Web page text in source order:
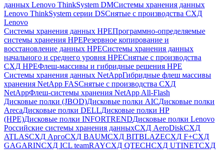
данных Lenovo ThinkSystem DMСистемы хранения данных
Lenovo ThinkSystem серии DSСнятые с производства СХД
Lenovo
Системы хранения данных HPEПрограммно-определяемые
системы хранения HPEРезервное копирование и
восстановление данных HPEСистемы хранения данных
начального и среднего уровня HPEСнятые с производства
СХД HPEФлеш-массивы и гибридные решения HPE
Cистемы хранения данных NetAppГибридные флеш массивы
хранения NetApp FASСнятые с производства СХД
NetAppФлеш-системы хранения NetApp All-Flash
Дисковые полки (JBOD)Дисковые полки AICДисковые полки
ArecaДисковые полки DELLДисковые полки HP
(HPE)Дисковые полки INFORTRENDДисковые полки Lenovo
Российские системы хранения данныхСХД AeroDiskСХД
ATLASСХД AргоСХД BAUMСХД BITBLAZEСХД F+СХД
GAGARINСХД ICL teamRAYСХД QTECHСХД UTINETСХД